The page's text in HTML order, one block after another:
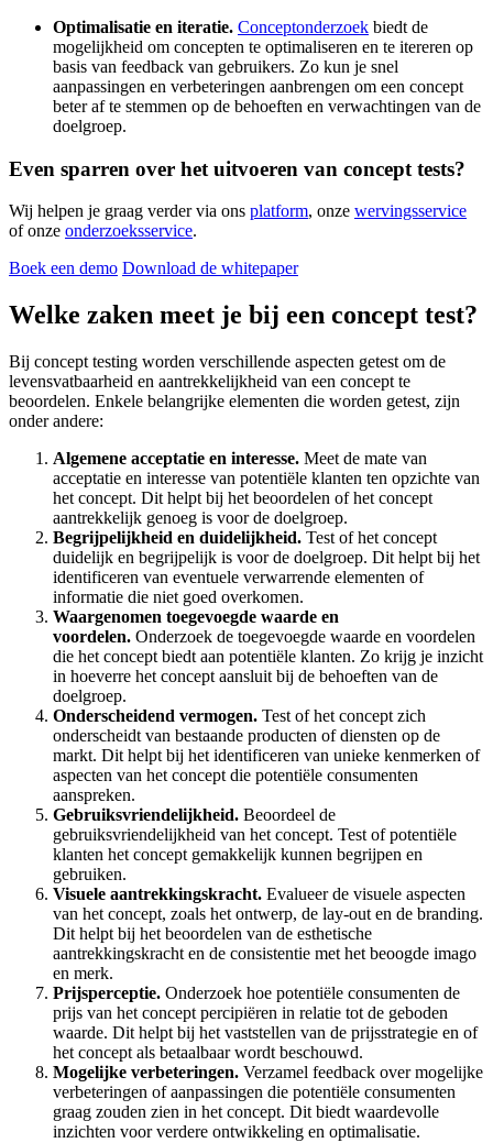
Optimalisatie en iteratie. Conceptonderzoek biedt de
mogelijkheid om concepten te optimaliseren en te itereren op
basis van feedback van gebruikers. Zo kun je snel
aanpassingen en verbeteringen aanbrengen om een concept
beter af te stemmen op de behoeften en verwachtingen van de
doelgroep.
Even sparren over het uitvoeren van concept tests?
Wij helpen je graag verder via ons platform, onze wervingsservice
of onze onderzoeksservice.
Boek een demo Download de whitepaper
Welke zaken meet je bij een concept test?
Bij concept testing worden verschillende aspecten getest om de
levensvatbaarheid en aantrekkelijkheid van een concept te
beoordelen. Enkele belangrijke elementen die worden getest, zijn
onder andere:
Algemene acceptatie en interesse. Meet de mate van
acceptatie en interesse van potentiële klanten ten opzichte van
het concept. Dit helpt bij het beoordelen of het concept
aantrekkelijk genoeg is voor de doelgroep.
Begrijpelijkheid en duidelijkheid. Test of het concept
duidelijk en begrijpelijk is voor de doelgroep. Dit helpt bij het
identificeren van eventuele verwarrende elementen of
informatie die niet goed overkomen.
Waargenomen toegevoegde waarde en
voordelen. Onderzoek de toegevoegde waarde en voordelen
die het concept biedt aan potentiële klanten. Zo krijg je inzicht
in hoeverre het concept aansluit bij de behoeften van de
doelgroep.
Onderscheidend vermogen. Test of het concept zich
onderscheidt van bestaande producten of diensten op de
markt. Dit helpt bij het identificeren van unieke kenmerken of
aspecten van het concept die potentiële consumenten
aanspreken.
Gebruiksvriendelijkheid. Beoordeel de
gebruiksvriendelijkheid van het concept. Test of potentiële
klanten het concept gemakkelijk kunnen begrijpen en
gebruiken.
Visuele aantrekkingskracht. Evalueer de visuele aspecten
van het concept, zoals het ontwerp, de lay-out en de branding.
Dit helpt bij het beoordelen van de esthetische
aantrekkingskracht en de consistentie met het beoogde imago
en merk.
Prijsperceptie. Onderzoek hoe potentiële consumenten de
prijs van het concept percipiëren in relatie tot de geboden
waarde. Dit helpt bij het vaststellen van de prijsstrategie en of
het concept als betaalbaar wordt beschouwd.
Mogelijke verbeteringen. Verzamel feedback over mogelijke
verbeteringen of aanpassingen die potentiële consumenten
graag zouden zien in het concept. Dit biedt waardevolle
inzichten voor verdere ontwikkeling en optimalisatie.